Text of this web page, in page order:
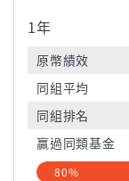
1年
原幣績效
同組平均
同組排名
贏過同類基金
80%